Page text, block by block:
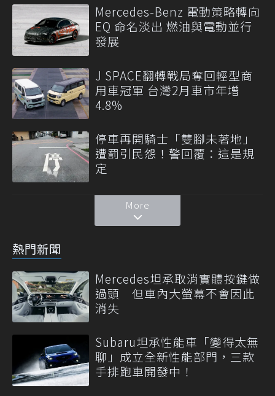
Mercedes-Benz 電動策略轉向
EQ 命名淡出 燃油與電動並行
發展
J SPACE翻轉戰局奪回輕型商
用車冠軍 台灣2月車市年增
4.8%
停車再開騎士「雙腳未著地」
遭罰引民怨！警回覆：這是規
定
More
熱門新聞
Mercedes坦承取消實體按鍵做
過頭 但車內大螢幕不會因此
消失
Subaru坦承性能車「變得太無
聊」成立全新性能部門，三款
手排跑車開發中！